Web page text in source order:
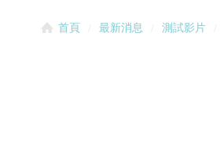
首頁 最新消息 測試影片